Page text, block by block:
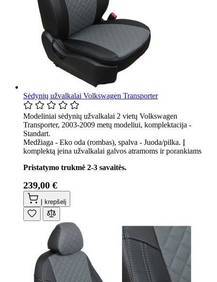
Sėdynių užvalkalai Volkswagen Transporter
Modeliniai sėdynių užvalkalai 2 vietų Volkswagen
Transporter, 2003-2009 metų modeliui, komplektacija -
Standart.
Medžiaga - Eko oda (rombas), spalva - Juoda/pilka. Į
komplektą įeina užvalkalai galvos atramoms ir porankiams
Pristatymo trukmė 2-3 savaitės.
239,00 €
Į krepšelį